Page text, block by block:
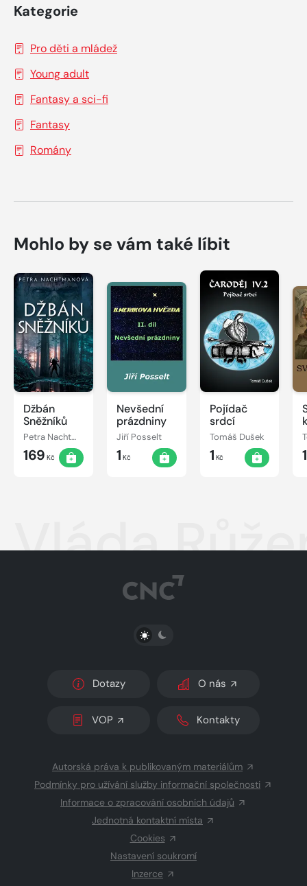
Kategorie
Pro děti a mládež
Young adult
Fantasy a sci-fi
Fantasy
Romány
Mohlo by se vám také líbit
Džbán
Sněžníků
Petra Nachtmanová
169 Kč
Nevšední
prázdniny
Jiří Posselt
1 Kč
Pojídač
srdcí
Tomáš Dušek
1 Kč
Vláda
PŘEPNOUT SVĚTLÝ/TMAVÝ REŽIM
Dotazy O nás
VOP Kontakty
Autorská práva k publikovaným materiálům
Podmínky pro užívání služby informační společnosti
Informace o zpracování osobních údajů
Jednotná kontaktní místa
Cookies
Nastavení soukromí
Inzerce